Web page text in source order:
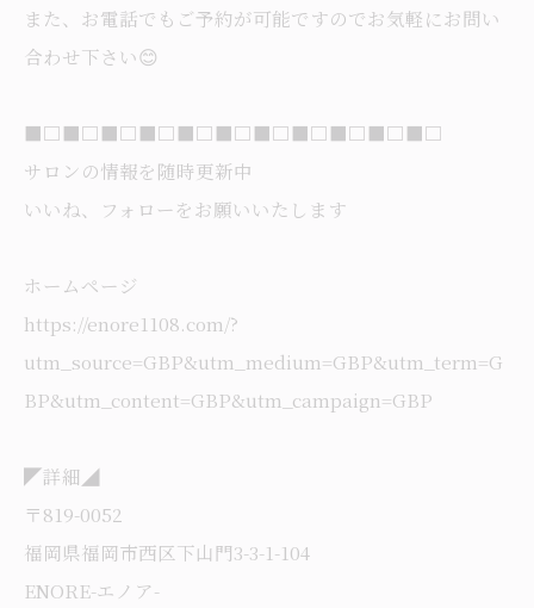
また、お電話でもご予約が可能ですのでお気軽にお問い
合わせ下さい😊
■□■□■□■□■□■□■□■□■□■□■□
サロンの情報を随時更新中
いいね、フォローをお願いいたします
ホームページ
https://enore1108.com/?
utm_source=GBP&utm_medium=GBP&utm_term=G
BP&utm_content=GBP&utm_campaign=GBP
◤詳細◢
〒819-0052
福岡県福岡市西区下山門3-3-1-104
ENORE-エノア-